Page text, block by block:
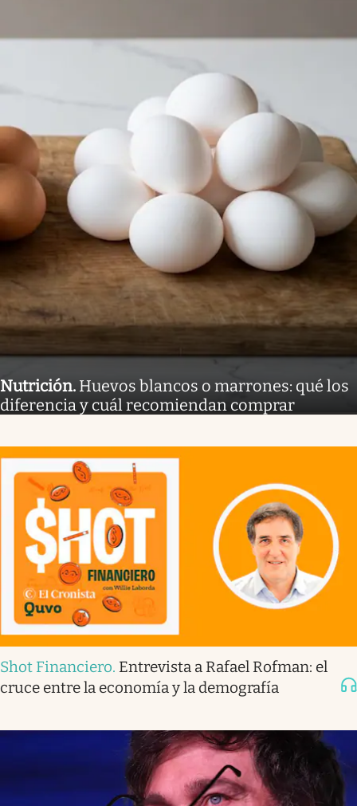
Nutrición. Huevos blancos o marrones: qué los
diferencia y cuál recomiendan comprar
Shot Financiero. Entrevista a Rafael Rofman: el
cruce entre la economía y la demografía